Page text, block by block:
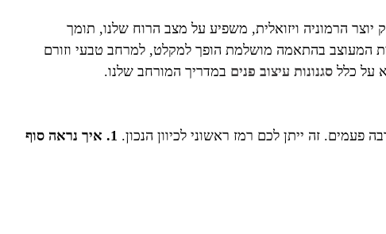
יוצר הרמוניה ויזואלית, משפיע על מצב הרוח שלנו, תומך
המעוצב בהתאמה מושלמת הופך למקלט, למרחב טבעי וזורם
על כלל סגנונות עיצוב פנים במדריך המורחב שלנו.
זה ייתן לכם רמז ראשוני לכיוון הנכון.
1. איך נראה סוף